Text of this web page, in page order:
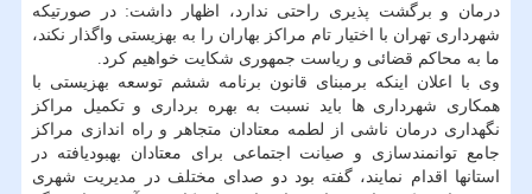
درمان و برگشت پذیری راحتی ندارد، اظهار داشت: در صورتیکه
شهرداری تهران با اختیار تام مراکز بهاران را به بهزیستی واگذار نکند،
ما به محاکم قضائی و ریاست جمهوری شکایت خواهیم کرد.
وی با اعلان اینکه برمبنای قانون برنامه ششم توسعه بهزیستی با
همکاری شهرداری ها باید نسبت به بهره برداری و تکمیل مراکز
نگهداری درمان ناشی از لطمه معتادان متجاهر و راه اندازی مراکز
جامع توانمندسازی و صیانت اجتماعی برای معتادان بهبودیافته در
استانها اقدام نمایند، گفته بود دو صدای مختلف در مدیریت شهری